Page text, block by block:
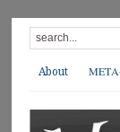
About